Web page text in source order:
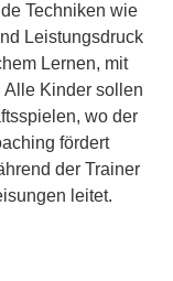
Techniken wie
Leistungsdruck
Lernen, mit
Kinder sollen
wo der
fördert
der Trainer
leitet.